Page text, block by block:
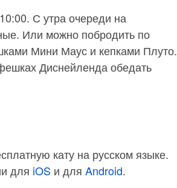
С утра очереди на
Или можно побродить по
Мини Маус и кепками Плуто.
Диснейленда обедать
кату на русском языке.
для iOS и для Android.